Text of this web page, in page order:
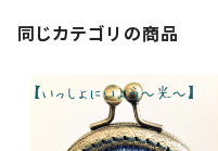
同じカテゴリの商品